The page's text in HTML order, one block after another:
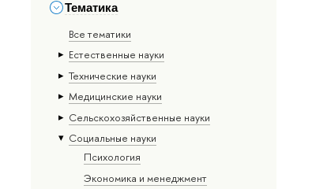
Тематика
Все тематики
Естественные науки
Тех­ничес­кие науки
Медицинские науки
Сельскохозяйственные науки
Социальные науки
Психология
Экономика и менеджмент